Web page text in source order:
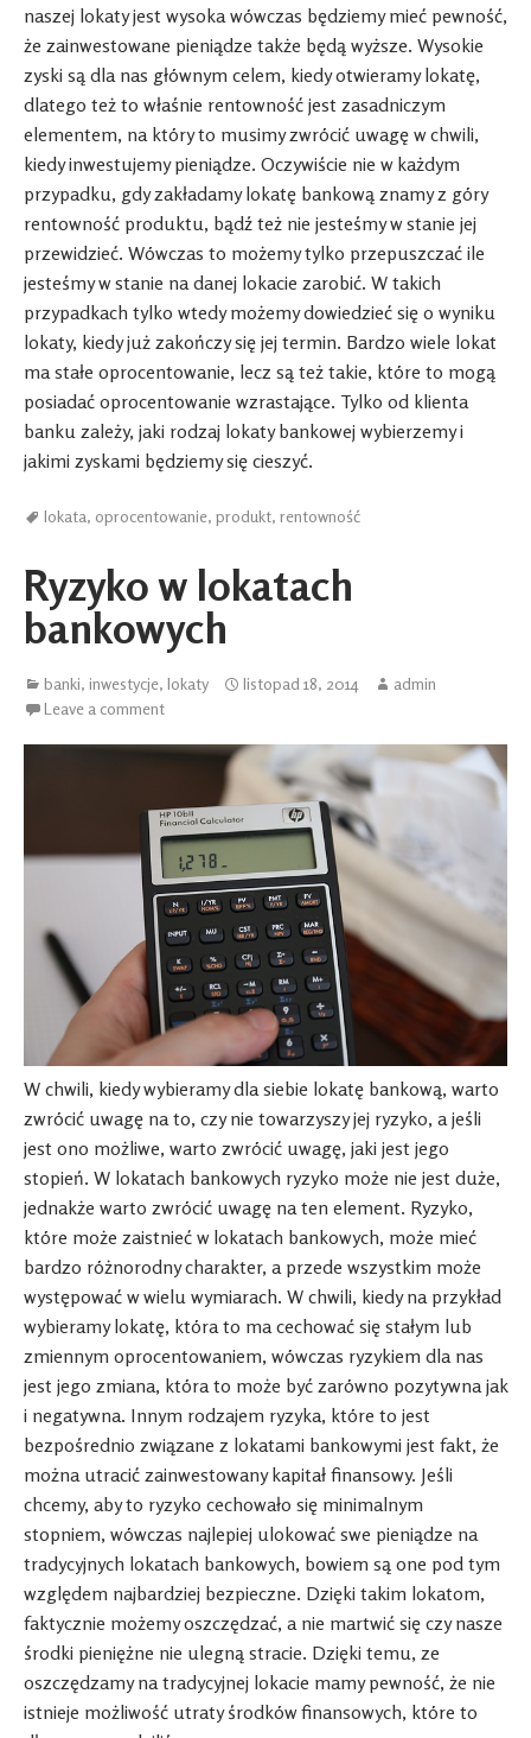
naszej lokaty jest wysoka wówczas będziemy mieć pewność,
że zainwestowane pieniądze także będą wyższe. Wysokie
zyski są dla nas głównym celem, kiedy otwieramy lokatę,
dlatego też to właśnie rentowność jest zasadniczym
elementem, na który to musimy zwrócić uwagę w chwili,
kiedy inwestujemy pieniądze. Oczywiście nie w każdym
przypadku, gdy zakładamy lokatę bankową znamy z góry
rentowność produktu, bądź też nie jesteśmy w stanie jej
przewidzieć. Wówczas to możemy tylko przepuszczać ile
jesteśmy w stanie na danej lokacie zarobić. W takich
przypadkach tylko wtedy możemy dowiedzieć się o wyniku
lokaty, kiedy już zakończy się jej termin. Bardzo wiele lokat
ma stałe oprocentowanie, lecz są też takie, które to mogą
posiadać oprocentowanie wzrastające. Tylko od klienta
banku zależy, jaki rodzaj lokaty bankowej wybierzemy i
jakimi zyskami będziemy się cieszyć.
lokata, oprocentowanie, produkt, rentowność
Ryzyko w lokatach
bankowych
banki, inwestycje, lokaty listopad 18, 2014
admin
Leave a comment
W chwili, kiedy wybieramy dla siebie lokatę bankową, warto
zwrócić uwagę na to, czy nie towarzyszy jej ryzyko, a jeśli
jest ono możliwe, warto zwrócić uwagę, jaki jest jego
stopień. W lokatach bankowych ryzyko może nie jest duże,
jednakże warto zwrócić uwagę na ten element. Ryzyko,
które może zaistnieć w lokatach bankowych, może mieć
bardzo różnorodny charakter, a przede wszystkim może
występować w wielu wymiarach. W chwili, kiedy na przykład
wybieramy lokatę, która to ma cechować się stałym lub
zmiennym oprocentowaniem, wówczas ryzykiem dla nas
jest jego zmiana, która to może być zarówno pozytywna jak
i negatywna. Innym rodzajem ryzyka, które to jest
bezpośrednio związane z lokatami bankowymi jest fakt, że
można utracić zainwestowany kapitał finansowy. Jeśli
chcemy, aby to ryzyko cechowało się minimalnym
stopniem, wówczas najlepiej ulokować swe pieniądze na
tradycyjnych lokatach bankowych, bowiem są one pod tym
względem najbardziej bezpieczne. Dzięki takim lokatom,
faktycznie możemy oszczędzać, a nie martwić się czy nasze
środki pieniężne nie ulegną stracie. Dzięki temu, ze
oszczędzamy na tradycyjnej lokacie mamy pewność, że nie
istnieje możliwość utraty środków finansowych, które to